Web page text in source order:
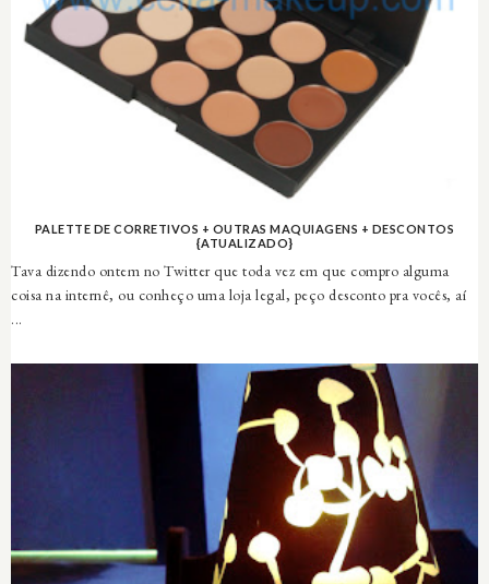
PALETTE DE CORRETIVOS + OUTRAS MAQUIAGENS + DESCONTOS
{ATUALIZADO}
Tava dizendo ontem no Twitter que toda vez em que compro alguma
coisa na internê, ou conheço uma loja legal, peço desconto pra vocês, aí
...